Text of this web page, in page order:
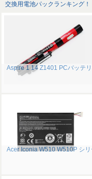
交換用電池パックランキング！
Aspire 1 14 Z1401 PCバッテ
Acer Iconia W510 W510P シ